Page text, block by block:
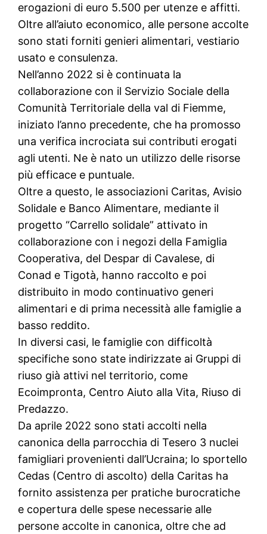
erogazioni di euro 5.500 per utenze e affitti.
Oltre all’aiuto economico, alle persone accolte
sono stati forniti genieri alimentari, vestiario
usato e consulenza.
Nell’anno 2022 si è continuata la
collaborazione con il Servizio Sociale della
Comunità Territoriale della val di Fiemme,
iniziato l’anno precedente, che ha promosso
una verifica incrociata sui contributi erogati
agli utenti. Ne è nato un utilizzo delle risorse
più efficace e puntuale.
Oltre a questo, le associazioni Caritas, Avisio
Solidale e Banco Alimentare, mediante il
progetto “Carrello solidale” attivato in
collaborazione con i negozi della Famiglia
Cooperativa, del Despar di Cavalese, di
Conad e Tigotà, hanno raccolto e poi
distribuito in modo continuativo generi
alimentari e di prima necessità alle famiglie a
basso reddito.
In diversi casi, le famiglie con difficoltà
specifiche sono state indirizzate ai Gruppi di
riuso già attivi nel territorio, come
Ecoimpronta, Centro Aiuto alla Vita, Riuso di
Predazzo.
Da aprile 2022 sono stati accolti nella
canonica della parrocchia di Tesero 3 nuclei
famigliari provenienti dall’Ucraina; lo sportello
Cedas (Centro di ascolto) della Caritas ha
fornito assistenza per pratiche burocratiche
e copertura delle spese necessarie alle
persone accolte in canonica, oltre che ad